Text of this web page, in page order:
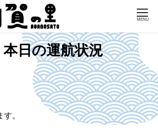
MENU
本日の運航状況
。